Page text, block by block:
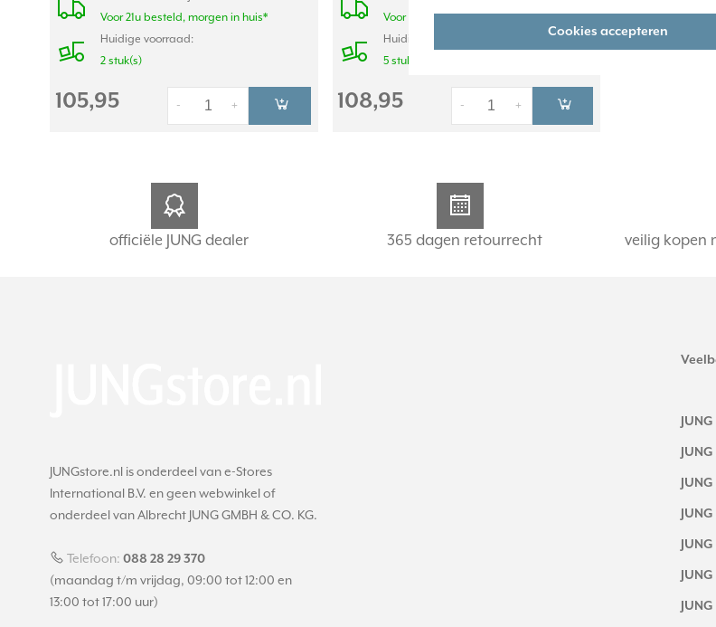
Cookies accepteren
Voor 21u besteld, morgen in huis*
Huidige voorraad:
2 stuk(s)
105,95 +
-
Voor 21u besteld, morgen in huis*
Huidige voorraad:
5 stuk(s)
108,95 +
-
officiële JUNG dealer 365 dagen retourrecht veilig kopen
JUNGstore.nl is onderdeel van e-Stores
International B.V. en geen webwinkel of
onderdeel van Albrecht JUNG GMBH & CO. KG.
Telefoon: 088 28 29 370
(maandag t/m vrijdag, 09:00 tot 12:00 en
13:00 tot 17:00 uur)